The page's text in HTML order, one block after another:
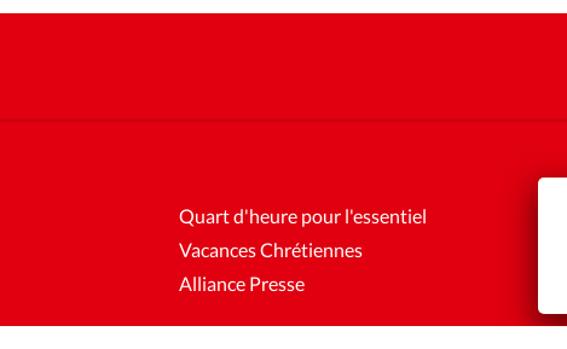
Quart d'heure pour l'essentiel
Vacances Chrétiennes
Alliance Presse